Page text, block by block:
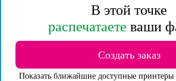
В этой точке
распечатаете ваши
Создать заказ